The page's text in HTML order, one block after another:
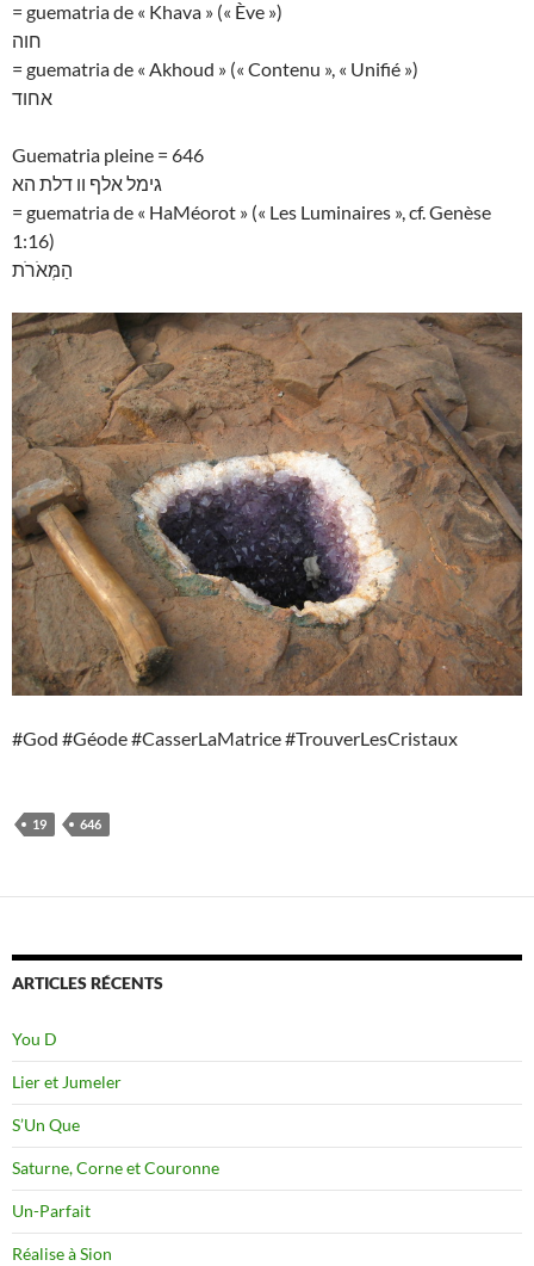
= guematria de « Khava » (« Ève »)
חוה
= guematria de « Akhoud » (« Contenu », « Unifié »)
אחוד
Guematria pleine = 646
גימל אלף וו דלת הא
= guematria de « HaMéorot » (« Les Luminaires », cf. Genèse
1:16)
הַמְּאֹרֹת
#God #Géode #CasserLaMatrice #TrouverLesCristaux
19 646
ARTICLES RÉCENTS
You D
Lier et Jumeler
S’Un Que
Saturne, Corne et Couronne
Un-Parfait
Réalise à Sion